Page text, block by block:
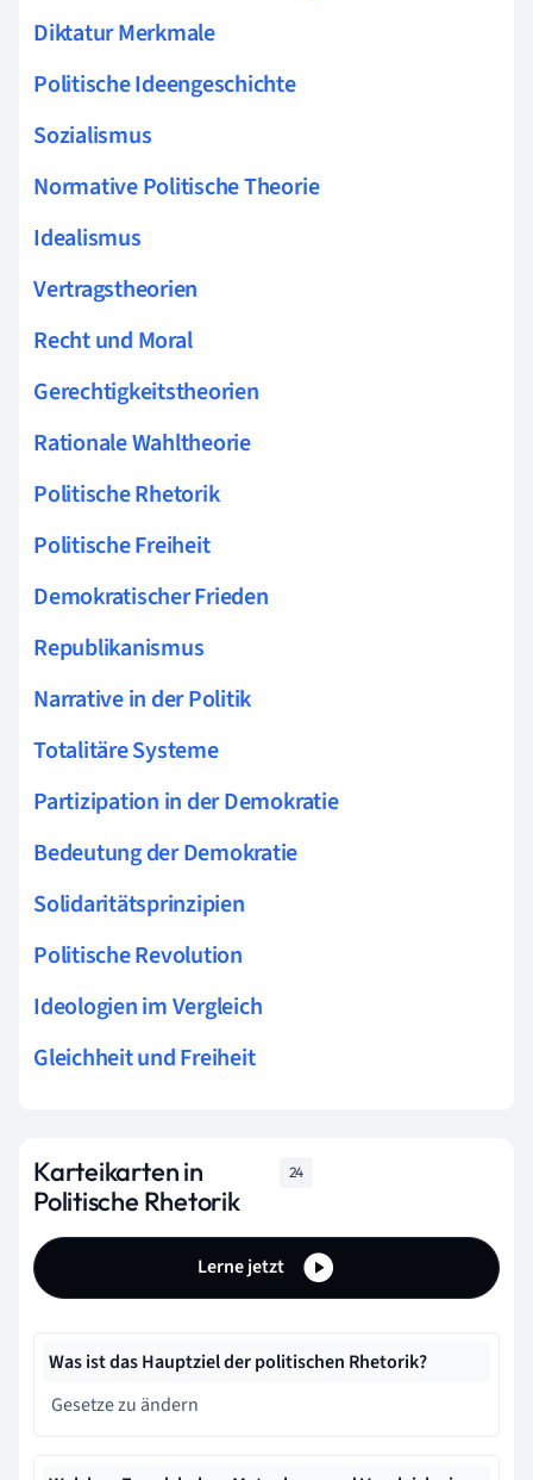
Diktatur Merkmale
Politische Ideengeschichte
Sozialismus
Normative Politische Theorie
Idealismus
Vertragstheorien
Recht und Moral
Gerechtigkeitstheorien
Rationale Wahltheorie
Politische Rhetorik
Politische Freiheit
Demokratischer Frieden
Republikanismus
Narrative in der Politik
Totalitäre Systeme
Partizipation in der Demokratie
Bedeutung der Demokratie
Solidaritätsprinzipien
Politische Revolution
Ideologien im Vergleich
Gleichheit und Freiheit
Karteikarten in
Politische Rhetorik
24
Lerne jetzt
Was ist das Hauptziel der politischen Rhetorik?
Gesetze zu ändern